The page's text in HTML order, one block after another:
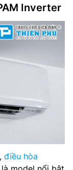
Inverter
điều hòa